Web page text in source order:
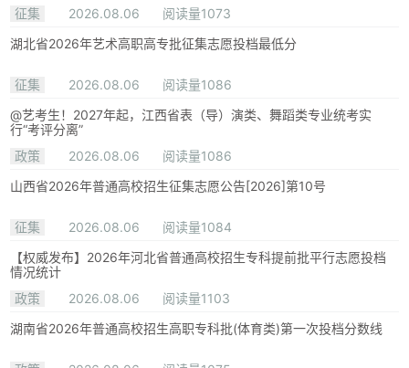
征集 2026.08.06
阅读量1073
湖北省2026年艺术高职高专批征集志愿投档最低分
征集 2026.08.06
阅读量1086
@艺考生！2027年起，江西省表（导）演类、舞蹈类专业统考实
行“考评分离”
政策
2026.08.06
阅读量1086
山西省2026年普通高校招生征集志愿公告[2026]第10号
征集 2026.08.06
阅读量1084
【权威发布】2026年河北省普通高校招生专科提前批平行志愿投档
情况统计
政策
2026.08.06
阅读量1103
湖南省2026年普通高校招生高职专科批(体育类)第一次投档分数线